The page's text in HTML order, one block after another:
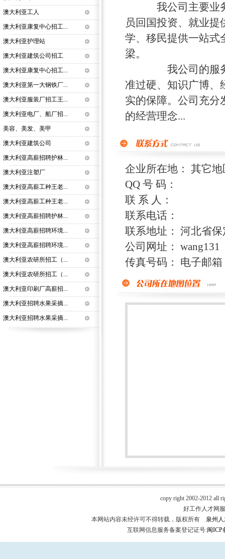
澳大利亚工人
澳大利亚康复中心招工...
澳大利亚护理站
澳大利亚建筑公司招工
澳大利亚康复中心招工...
澳大利亚第一大钢铁厂...
澳大利亚服装厂招工王...
澳大利亚电厂、船厂招...
美容、美发、美甲
澳大利亚建筑公司
澳大利亚高薪招聘护林...
澳大利亚注塑厂
澳大利亚高薪工种王老...
澳大利亚高薪工种王老...
澳大利亚高薪招聘护林...
澳大利亚高薪招聘环境...
澳大利亚高薪招聘环境...
澳大利亚农研所招工（...
澳大利亚农研所招工（...
澳大利亚印刷厂高薪招...
澳大利亚招聘水果采摘...
澳大利亚招聘水果采摘...
我公司主要业务
员回国投资、就业
学、移民提供一站式
梁。
我公司的服务团
准过硬、知识广博、
实的保障。公司充分
的经营理念...
企业所在地： 其它地
QQ 号 码：
联 系 人：
联系电话：
联系地址： 河北省
公司网址： wang131
传真号码： 电子邮箱
copy right 2002-2012 all
好工作人才网
本网站内容未经许可不得转载，版权所有
泉州
互联网信息服务备案登记证号:闽ICP